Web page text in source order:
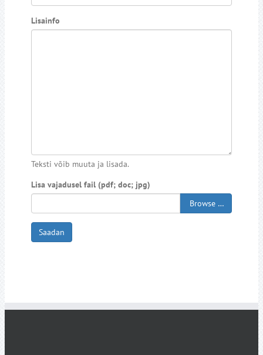
Lisainfo
Teksti võib muuta ja lisada.
Lisa vajadusel fail (pdf; doc; jpg)
Browse …
Saadan